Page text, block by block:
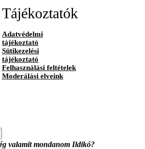
Tájékoztatók
Adatvédelmi
tájékoztató
Sütikezelési
tájékoztató
Felhasználási feltételek
Moderálási elveink
valamit mondanom Ildikó?